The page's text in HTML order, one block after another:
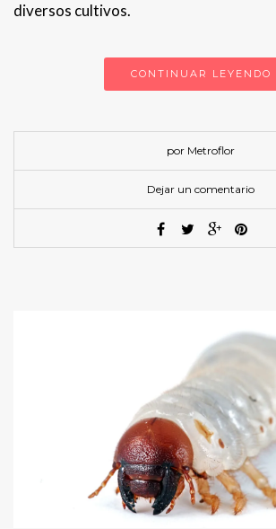
diversos cultivos.
CONTINUAR LEYENDO
por Metroflor
Dejar un comentario